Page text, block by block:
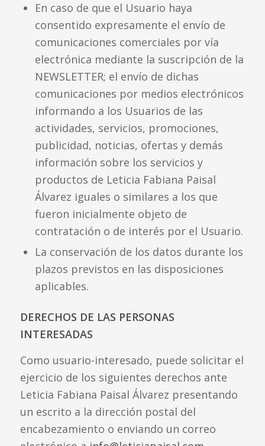
En caso de que el Usuario haya
consentido expresamente el envío de
comunicaciones comerciales por vía
electrónica mediante la suscripción de la
NEWSLETTER; el envío de dichas
comunicaciones por medios electrónicos
informando a los Usuarios de las
actividades, servicios, promociones,
publicidad, noticias, ofertas y demás
información sobre los servicios y
productos de Leticia Fabiana Paisal
Álvarez iguales o similares a los que
fueron inicialmente objeto de
contratación o de interés por el Usuario.
La conservación de los datos durante los
plazos previstos en las disposiciones
aplicables.
DERECHOS DE LAS PERSONAS
INTERESADAS
Como usuario-interesado, puede solicitar el
ejercicio de los siguientes derechos ante
Leticia Fabiana Paisal Álvarez presentando
un escrito a la dirección postal del
encabezamiento o enviando un correo